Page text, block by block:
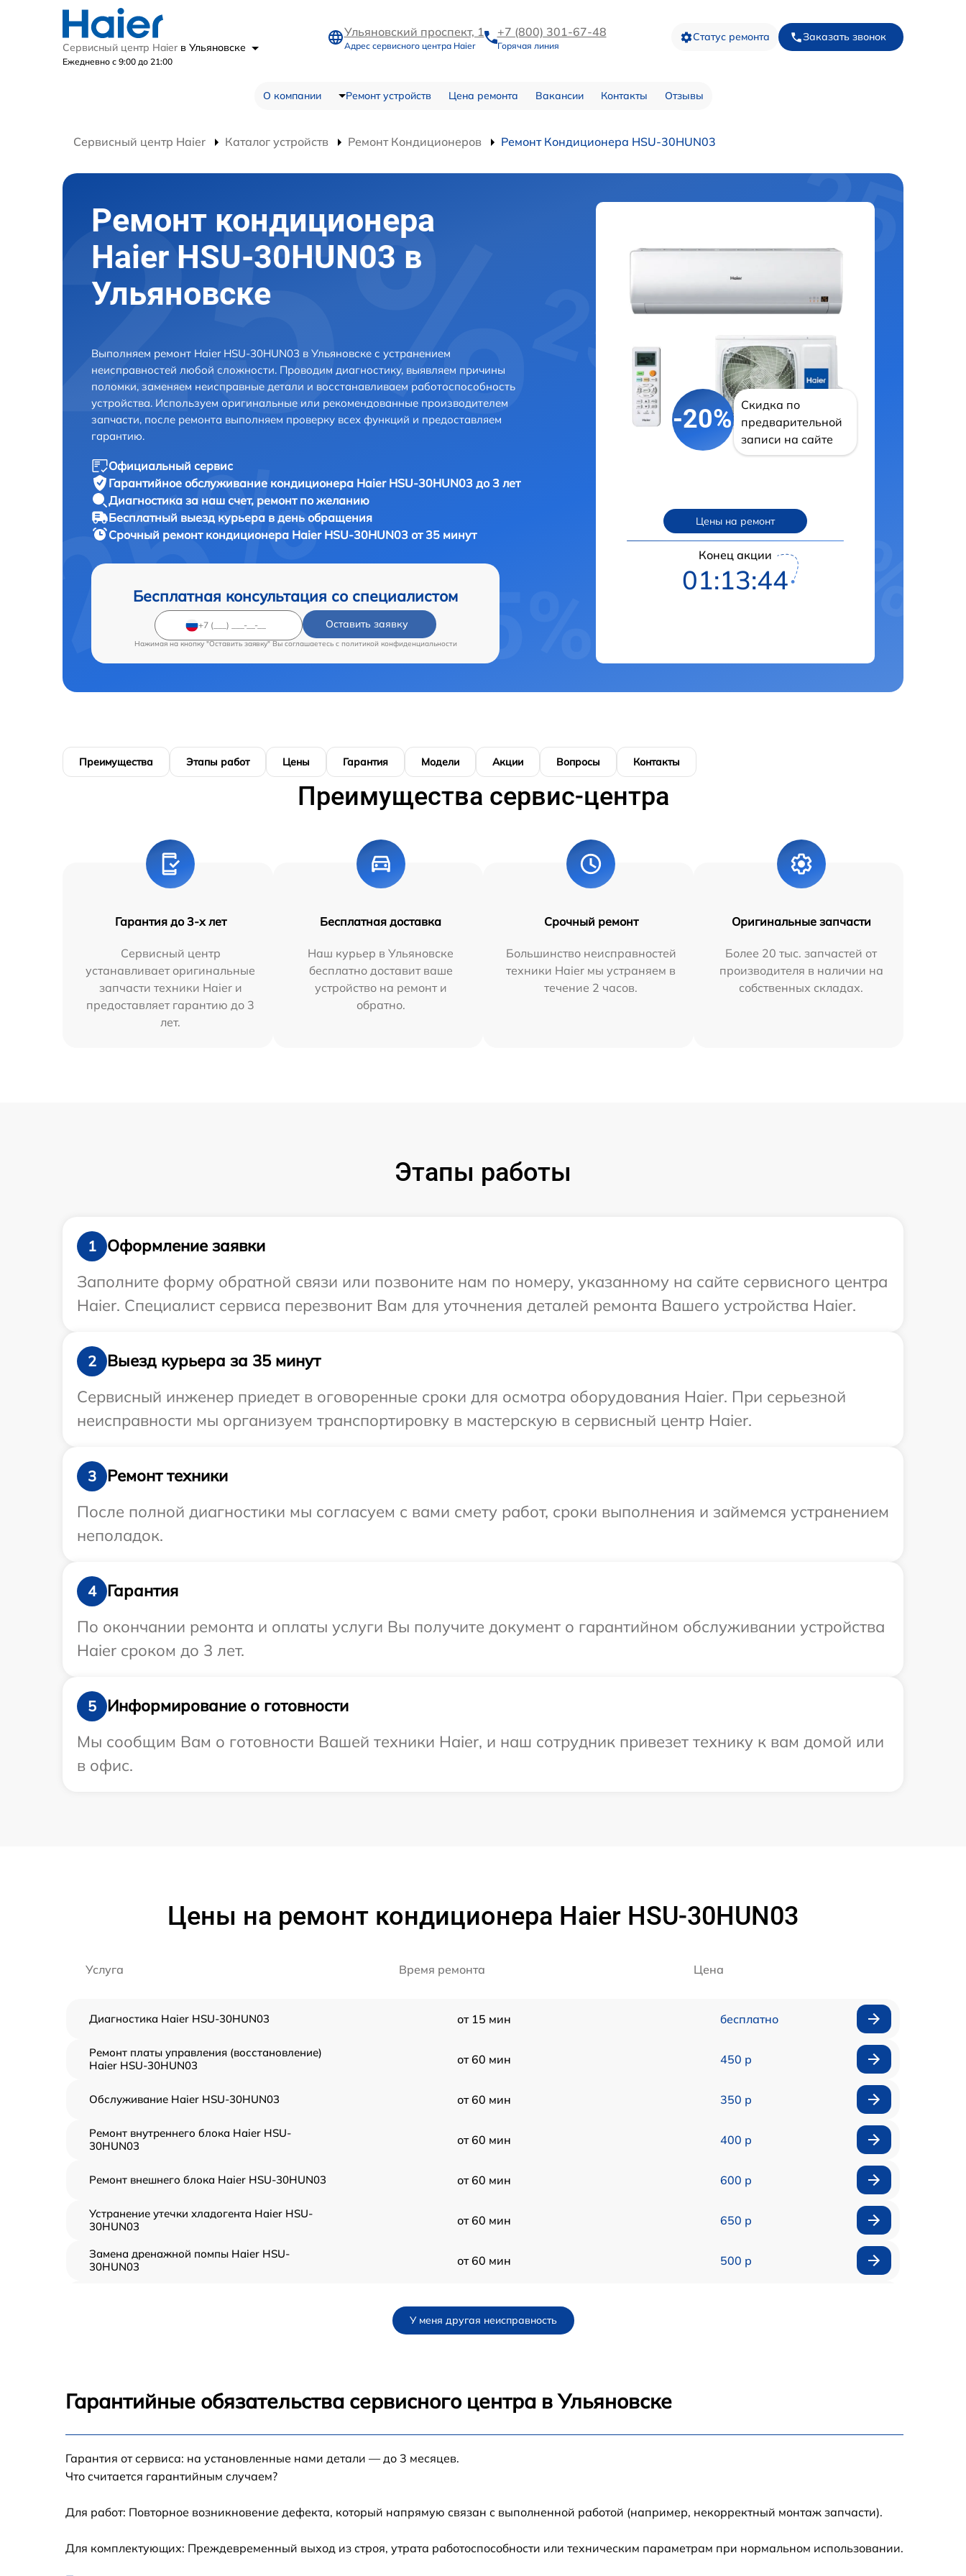
Сервисный центр Haier в Ульяновске
Ежедневно с 9:00 до 21:00
Ульяновский проспект, 1
Адрес сервисного центра Haier
+7 (800) 301-67-48
Горячая линия
Статус ремонта Заказать звонок
О компании Ремонт устройств Цена ремонта Вакансии Контакты Отзывы
Сервисный центр Haier Каталог устройств Ремонт Кондиционеров Ремонт Кондиционера HSU-30HUN03
Ремонт кондиционера
Haier HSU-30HUN03 в
Ульяновске
Выполняем ремонт Haier HSU-30HUN03 в Ульяновске с устранением
неисправностей любой сложности. Проводим диагностику, выявляем причины
поломки, заменяем неисправные детали и восстанавливаем работоспособность
устройства. Используем оригинальные или рекомендованные производителем
запчасти, после ремонта выполняем проверку всех функций и предоставляем
гарантию.
Официальный сервис
Гарантийное обслуживание кондиционера Haier HSU-30HUN03 до 3 лет
Диагностика за наш счет, ремонт по желанию
Бесплатный выезд курьера в день обращения
Срочный ремонт кондиционера Haier HSU-30HUN03 от 35 минут
Бесплатная консультация со специалистом
Оставить заявку
Нажимая на кнопку "Оставить заявку" Вы соглашаетесь c политикой конфиденциальности
-20%
Скидка по
предварительной
записи на сайте
Цены на ремонт
Конец акции
01:13:43
Преимущества Этапы работ Цены Гарантия Модели Акции Вопросы Контакты
Преимущества сервис-центра
Гарантия до 3-х лет
Сервисный центр
устанавливает оригинальные
запчасти техники Haier и
предоставляет гарантию до 3
лет.
Бесплатная доставка
Наш курьер в Ульяновске
бесплатно доставит ваше
устройство на ремонт и
обратно.
Срочный ремонт
Большинство неисправностей
техники Haier мы устраняем в
течение 2 часов.
Оригинальные запчасти
Более 20 тыс. запчастей от
производителя в наличии на
собственных складах.
Этапы работы
1
Оформление заявки
Заполните форму обратной связи или позвоните нам по номеру, указанному на сайте сервисного центра
Haier. Специалист сервиса перезвонит Вам для уточнения деталей ремонта Вашего устройства Haier.
2
Выезд курьера за 35 минут
Сервисный инженер приедет в оговоренные сроки для осмотра оборудования Haier. При серьезной
неисправности мы организуем транспортировку в мастерскую в сервисный центр Haier.
3
Ремонт техники
После полной диагностики мы согласуем с вами смету работ, сроки выполнения и займемся устранением
неполадок.
4
Гарантия
По окончании ремонта и оплаты услуги Вы получите документ о гарантийном обслуживании устройства
Haier сроком до 3 лет.
5
Информирование о готовности
Мы сообщим Вам о готовности Вашей техники Haier, и наш сотрудник привезет технику к вам домой или
в офис.
Цены на ремонт кондиционера Haier HSU-30HUN03
Услуга Время ремонта Цена
Диагностика Haier HSU-30HUN03 от 15 мин бесплатно
Ремонт платы управления (восстановление)
Haier HSU-30HUN03
от 60 мин 450 р
Обслуживание Haier HSU-30HUN03 от 60 мин 350 р
Ремонт внутреннего блока Haier HSU-
30HUN03
от 60 мин 400 р
Ремонт внешнего блока Haier HSU-30HUN03 от 60 мин 600 р
Устранение утечки хладогента Haier HSU-
30HUN03
от 60 мин 650 р
Замена дренажной помпы Haier HSU-
30HUN03
от 60 мин 500 р
У меня другая неисправность
Гарантийные обязательства сервисного центра в Ульяновске
Гарантия от сервиса: на установленные нами детали — до 3 месяцев.
Что считается гарантийным случаем?
Для работ: Повторное возникновение дефекта, который напрямую связан с выполненной работой (например, некорректный монтаж запчасти).
Для комплектующих: Преждевременный выход из строя, утрата работоспособности или техническим параметрам при нормальном использовании.